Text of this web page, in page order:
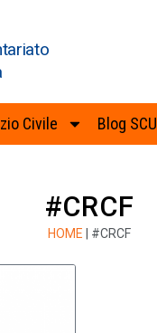
Civile Blog SCU
#CRCF
HOME #CRCF